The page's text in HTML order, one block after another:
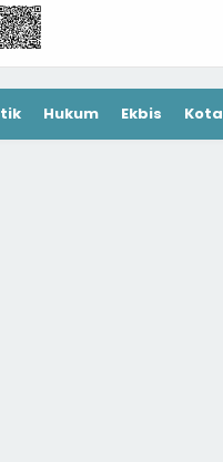
Hukum Ekbis Kota